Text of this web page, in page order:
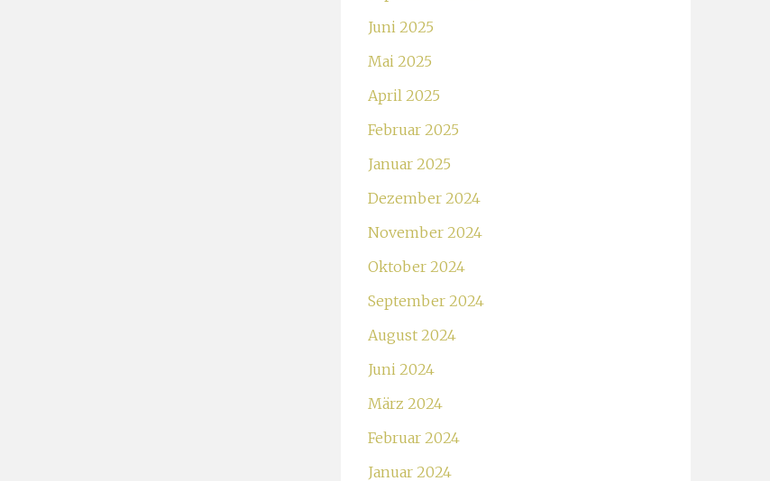
Juni 2025
Mai 2025
April 2025
Februar 2025
Januar 2025
Dezember 2024
November 2024
Oktober 2024
September 2024
August 2024
Juni 2024
März 2024
Februar 2024
Januar 2024